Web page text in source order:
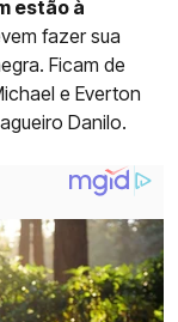
estão à
fazer sua
Ficam de
e Everton
Danilo.